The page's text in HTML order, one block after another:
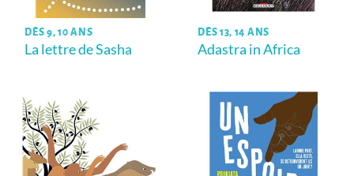
DÈS 9, 10 ANS
La lettre de Sasha
DÈS 13, 14 ANS
Adastra in Africa